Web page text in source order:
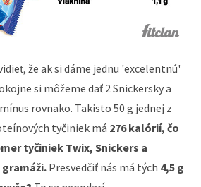
že ak si dáme jednu 'excelentnú'
si môžeme dať 2 Snickersky a
rovnako. Takisto 50 g jednej z
tyčiniek má 276 kalórií, čo
tyčiniek Twix, Snickers a
Presvedčiť nás má tých 4,5 g